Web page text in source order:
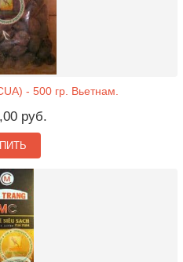
- 500 гр. Вьетнам.
руб.